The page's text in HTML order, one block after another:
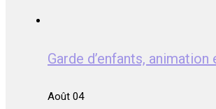
Garde d’enfants,
Août 04